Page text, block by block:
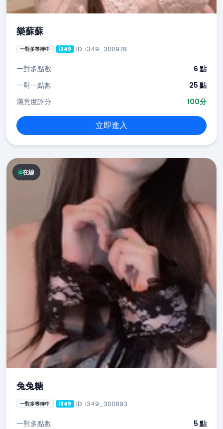
樂蘇蘇
一對多等待中 i349 ID: i349_300978
一對多點數
6 點
一對一點數
25 點
滿意度評分
100分
立即進入
在線
兔兔糖
一對多等待中 i349 ID: i349_300893
一對多點數
5 點